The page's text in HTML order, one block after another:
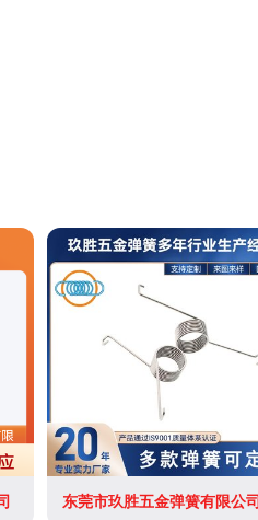
东莞市玖胜五金弹簧有限公司